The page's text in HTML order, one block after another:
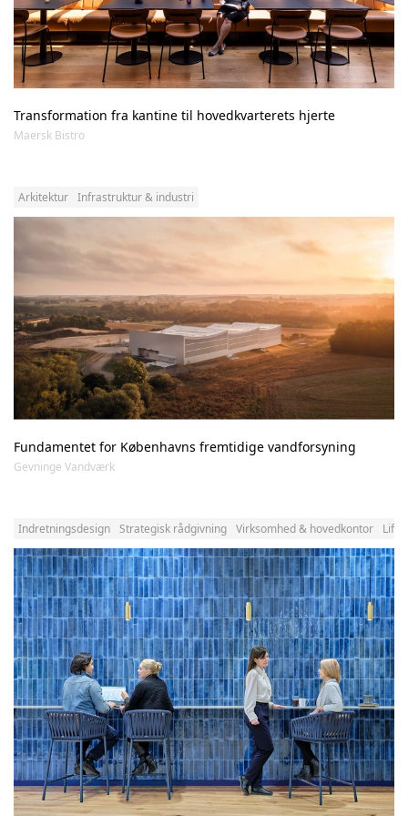
Transformation fra kantine til hovedkvarterets hjerte
Maersk Bistro
Arkitektur Infrastruktur & industri
Fundamentet for Københavns fremtidige vandforsyning
Gevninge Vandværk
Indretningsdesign Strategisk rådgivning Virksomhed & hovedkontor Life